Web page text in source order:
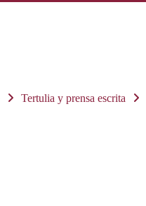
Tertulia y prensa escrita